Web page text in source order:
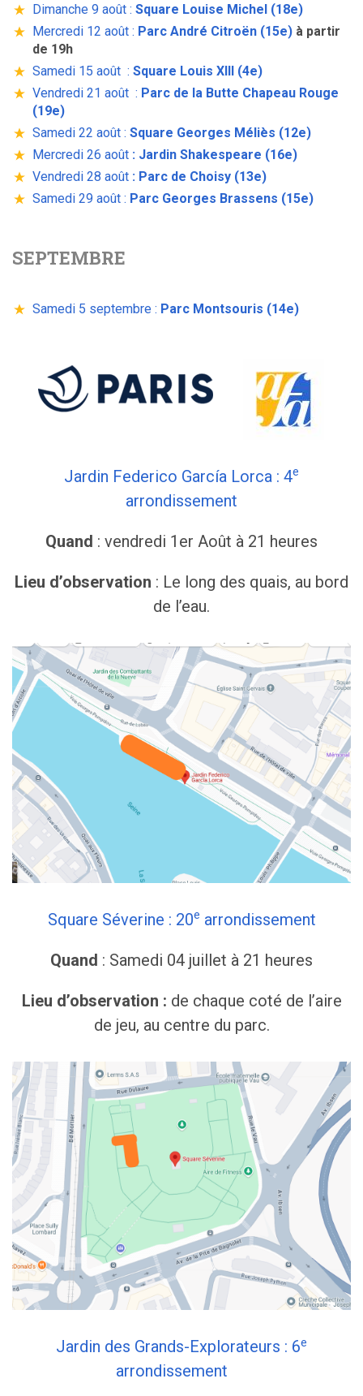
Dimanche 9 août : Square Louise Michel (18e)
Mercredi 12 août : Parc André Citroën (15e) à partir
de 19h
Samedi 15 août : Square Louis XIII (4e)
Vendredi 21 août : Parc de la Butte Chapeau Rouge
(19e)
Samedi 22 août : Square Georges Méliès (12e)
Mercredi 26 août : Jardin Shakespeare (16e)
Vendredi 28 août : Parc de Choisy (13e)
Samedi 29 août : Parc Georges Brassens (15e)
SEPTEMBRE
Samedi 5 septembre : Parc Montsouris (14e)
Jardin Federico García Lorca : 4e
arrondissement
Quand : vendredi 1er Août à 21 heures
Lieu d’observation : Le long des quais, au bord
de l’eau.
Square Séverine : 20e arrondissement
Quand : Samedi 04 juillet à 21 heures
Lieu d’observation : de chaque coté de l’aire
de jeu, au centre du parc.
Jardin des Grands-Explorateurs : 6e
arrondissement